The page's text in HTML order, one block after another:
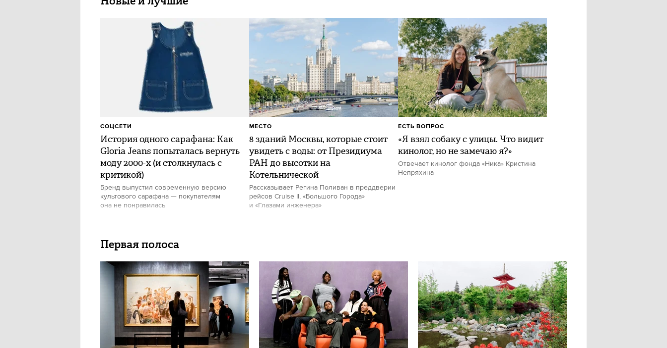
История одного сарафана: Как
Gloria Jeans попыталась вернуть
моду 2000-х (и столкнулась с
критикой)
Бренд выпустил современную версию
культового сарафана — покупателям
она не понравилась
СОЦСЕТИ
8 зданий Москвы, которые стоит
увидеть с воды: от Президиума
РАН до высотки на
Котельнической
Рассказывает Регина Поливан в преддверии
рейсов Cruise II, «Большого Города»
и «Глазами инженера»
МЕСТО
«Я взял собаку с улицы. Что видит
кинолог, но не замечаю я?»
Отвечает кинолог фонда «Ника» Кристина
Непряхина
ЕСТЬ ВОПРОС
Первая полоса